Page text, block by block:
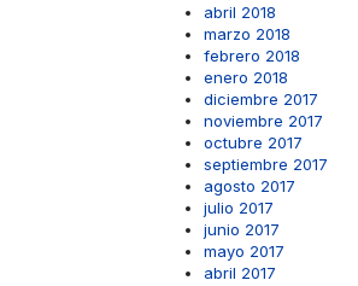
abril 2018
marzo 2018
febrero 2018
enero 2018
diciembre 2017
noviembre 2017
octubre 2017
septiembre 2017
agosto 2017
julio 2017
junio 2017
mayo 2017
abril 2017